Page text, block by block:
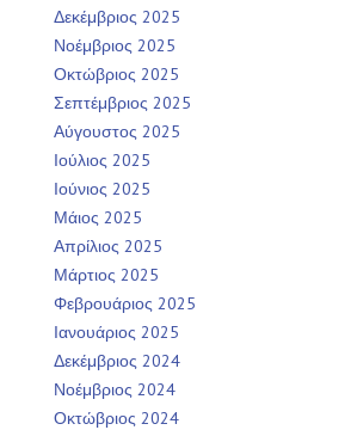
Δεκέμβριος 2025
Νοέμβριος 2025
Οκτώβριος 2025
Σεπτέμβριος 2025
Αύγουστος 2025
Ιούλιος 2025
Ιούνιος 2025
Μάιος 2025
Απρίλιος 2025
Μάρτιος 2025
Φεβρουάριος 2025
Ιανουάριος 2025
Δεκέμβριος 2024
Νοέμβριος 2024
Οκτώβριος 2024